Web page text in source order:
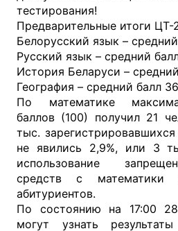
тестирования!
Предварительные итоги ЦТ-
Белорусский язык – средний
Русский язык – средний
История Беларуси –
География – средний балл
По математике
баллов (100) получил 21
тыс.
не явились 2,9%, или 3
использование
средств с
абитуриентов.
По состоянию на 17:00
могут узнать результаты